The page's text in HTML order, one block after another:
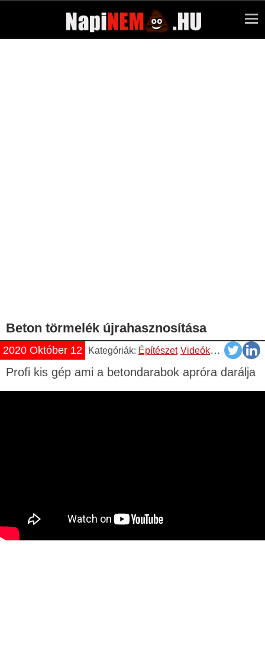
Beton törmelék újrahasznosítása
2020 Október 12 Kategóriák: Építészet Videók YouTube
Profi kis gép ami a betondarabok apróra darálja